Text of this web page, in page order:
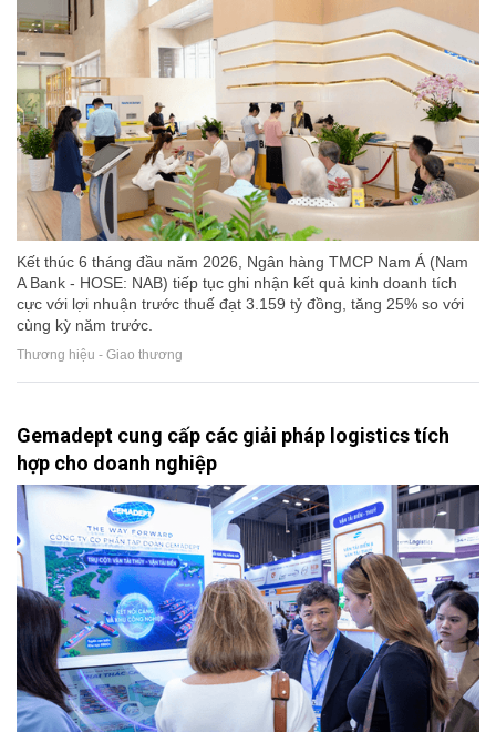
Kết thúc 6 tháng đầu năm 2026, Ngân hàng TMCP Nam Á (Nam
A Bank - HOSE: NAB) tiếp tục ghi nhận kết quả kinh doanh tích
cực với lợi nhuận trước thuế đạt 3.159 tỷ đồng, tăng 25% so với
cùng kỳ năm trước.
Thương hiệu - Giao thương
Gemadept cung cấp các giải pháp logistics tích
hợp cho doanh nghiệp